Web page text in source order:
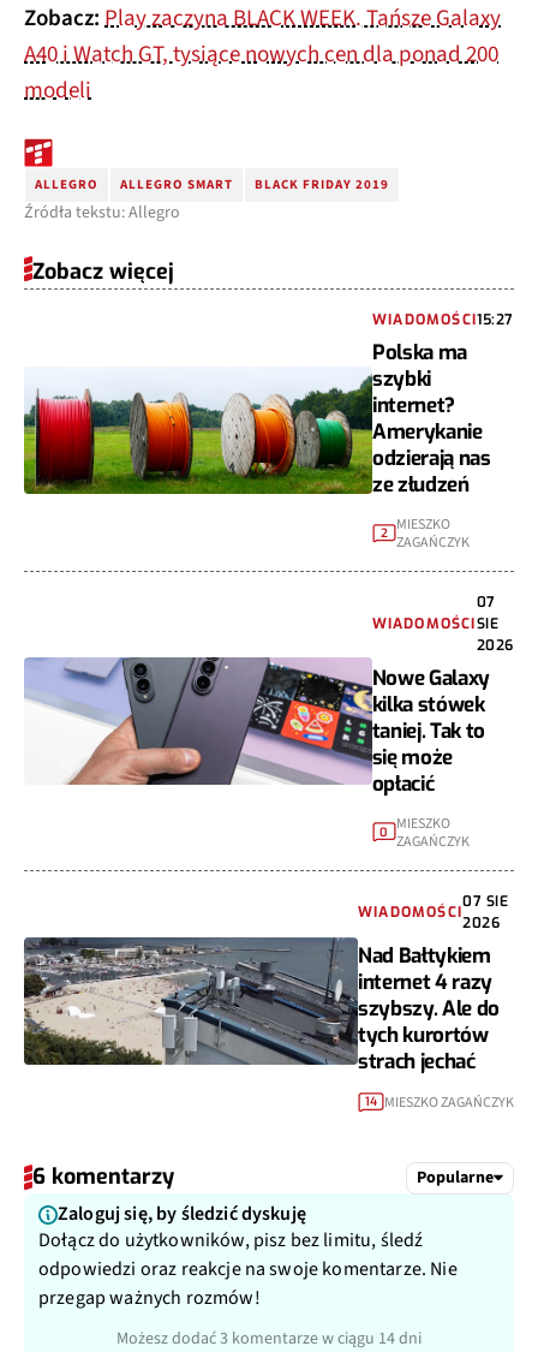
Zobacz:Play zaczyna BLACK WEEK. Tańsze Galaxy
A40 i Watch GT, tysiące nowych cen dla ponad 200
modeli
ALLEGRO ALLEGRO SMART BLACK FRIDAY 2019
Źródła tekstu: Allegro
Zobacz więcej
WIADOMOŚCI15:27
Polska ma
szybki
internet?
Amerykanie
odzierają nas
ze złudzeń
2
MIESZKO
ZAGAŃCZYK
WIADOMOŚCI
07
SIE
2026
Nowe Galaxy
kilka stówek
taniej. Tak to
się może
opłacić
0 MIESZKO
ZAGAŃCZYK
WIADOMOŚCI
07 SIE
2026
Nad Bałtykiem
internet 4 razy
szybszy. Ale do
tych kurortów
strach jechać
14 MIESZKO ZAGAŃCZYK
6 komentarzy Popularne
Zaloguj się, by śledzić dyskuję
Dołącz do użytkowników, pisz bez limitu, śledź
odpowiedzi oraz reakcje na swoje komentarze. Nie
przegap ważnych rozmów!
Możesz dodać 3 komentarze w ciągu 14 dni